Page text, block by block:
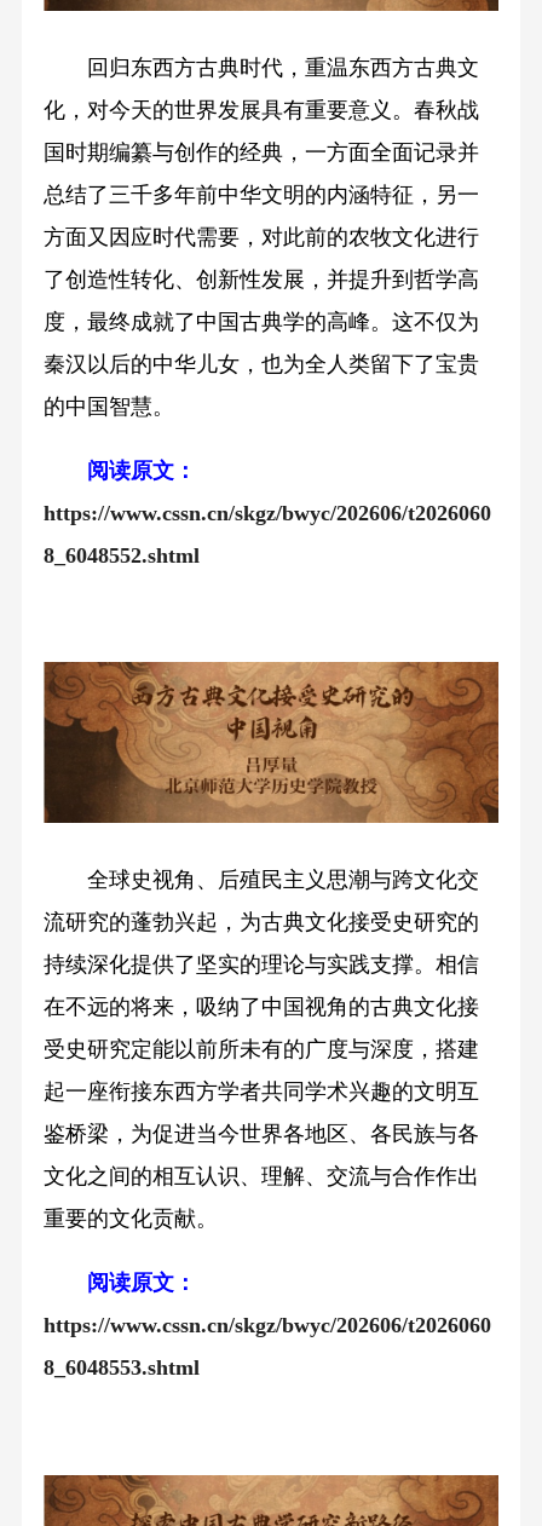
回归东西方古典时代，重温东西方古典文
化，对今天的世界发展具有重要意义。春秋战
国时期编纂与创作的经典，一方面全面记录并
总结了三千多年前中华文明的内涵特征，另一
方面又因应时代需要，对此前的农牧文化进行
了创造性转化、创新性发展，并提升到哲学高
度，最终成就了中国古典学的高峰。这不仅为
秦汉以后的中华儿女，也为全人类留下了宝贵
的中国智慧。
阅读原文：
https://www.cssn.cn/skgz/bwyc/202606/t2026060
8_6048552.shtml
全球史视角、后殖民主义思潮与跨文化交
流研究的蓬勃兴起，为古典文化接受史研究的
持续深化提供了坚实的理论与实践支撑。相信
在不远的将来，吸纳了中国视角的古典文化接
受史研究定能以前所未有的广度与深度，搭建
起一座衔接东西方学者共同学术兴趣的文明互
鉴桥梁，为促进当今世界各地区、各民族与各
文化之间的相互认识、理解、交流与合作作出
重要的文化贡献。
阅读原文：
https://www.cssn.cn/skgz/bwyc/202606/t2026060
8_6048553.shtml